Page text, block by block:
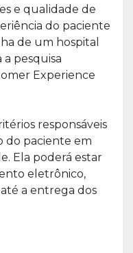
e qualidade de
do paciente
de um hospital
pesquisa
Experience
responsáveis
do paciente em
Ela poderá estar
eletrônico,
a entrega dos